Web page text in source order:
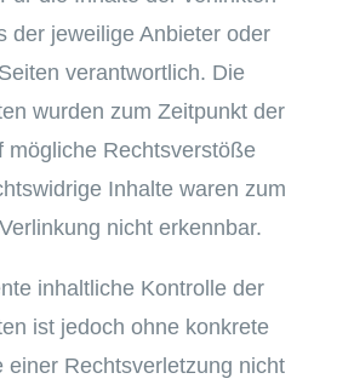
der jeweilige Anbieter oder
verantwortlich. Die
wurden zum Zeitpunkt der
mögliche Rechtsverstöße
Inhalte waren zum
nicht erkennbar.
inhaltliche Kontrolle der
ist jedoch ohne konkrete
einer Rechtsverletzung nicht